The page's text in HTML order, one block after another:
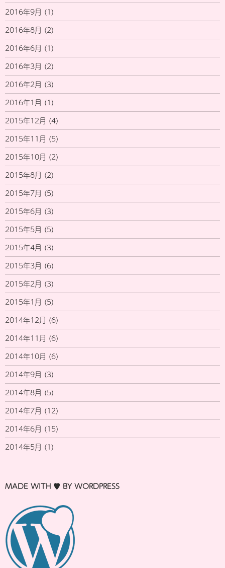
2016年9月 (1)
2016年8月 (2)
2016年6月 (1)
2016年3月 (2)
2016年2月 (3)
2016年1月 (1)
2015年12月 (4)
2015年11月 (5)
2015年10月 (2)
2015年8月 (2)
2015年7月 (5)
2015年6月 (3)
2015年5月 (5)
2015年4月 (3)
2015年3月 (6)
2015年2月 (3)
2015年1月 (5)
2014年12月 (6)
2014年11月 (6)
2014年10月 (6)
2014年9月 (3)
2014年8月 (5)
2014年7月 (12)
2014年6月 (15)
2014年5月 (1)
MADE WITH ♥ BY WORDPRESS